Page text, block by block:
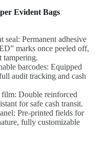
Evident Bags
Permanent adhesive
marks once peeled off,
tampering.
barcodes: Equipped
audit tracking and cash
Double reinforced
for safe cash transit.
Pre-printed fields for
fully customizable